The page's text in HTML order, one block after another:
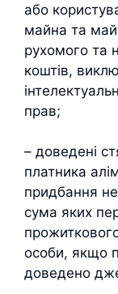
або
майна та
рухомого та
коштів,
прав;
– доведені
платника
придбання
сума яких
особи, якщо
доведено